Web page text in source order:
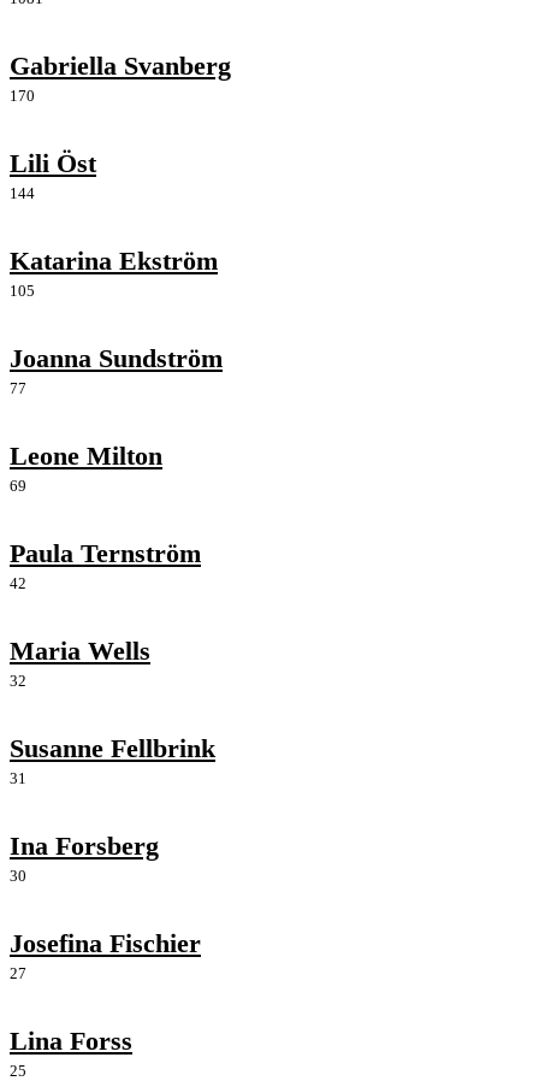
Gabriella Svanberg
170
Lili Öst
144
Katarina Ekström
105
Joanna Sundström
77
Leone Milton
69
Paula Ternström
42
Maria Wells
32
Susanne Fellbrink
31
Ina Forsberg
30
Josefina Fischier
27
Lina Forss
25